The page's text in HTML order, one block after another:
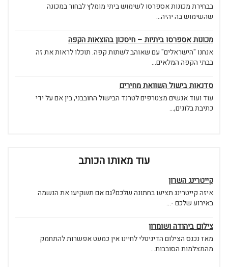
בבחירת מכונות אספרסו לשימוש ביתי מומלץ לבחור במכונה
שהשימוש בה יהיה...
מכונות אספרסו ביתיות – חיסכון בהוצאות הקפה
אנחנו "הישראלים" עם שאוהב לשתות קפה. תוכלו לראות את זה
בבתי הקפה המלאים...
סדנאות בישול השוואת מחירים
עוד ועוד אנשים מצטרפים לטרנד הבישול החובבני, בין אם על ידי
כתיבת בלוגים,...
עוד מאותו הכותב
קייטרינג השרון
איזה קייטרינג תציעו בחתונה שלכם?גם אם תשקיעו את הנשמה
באירוע שלכם -...
צילום ביהודה ושומרון
מאז נכנס הצילום הדיגיטלי לחיינו אין כמעט אפשרות להתחמק
מהמצלמות הסובבות...